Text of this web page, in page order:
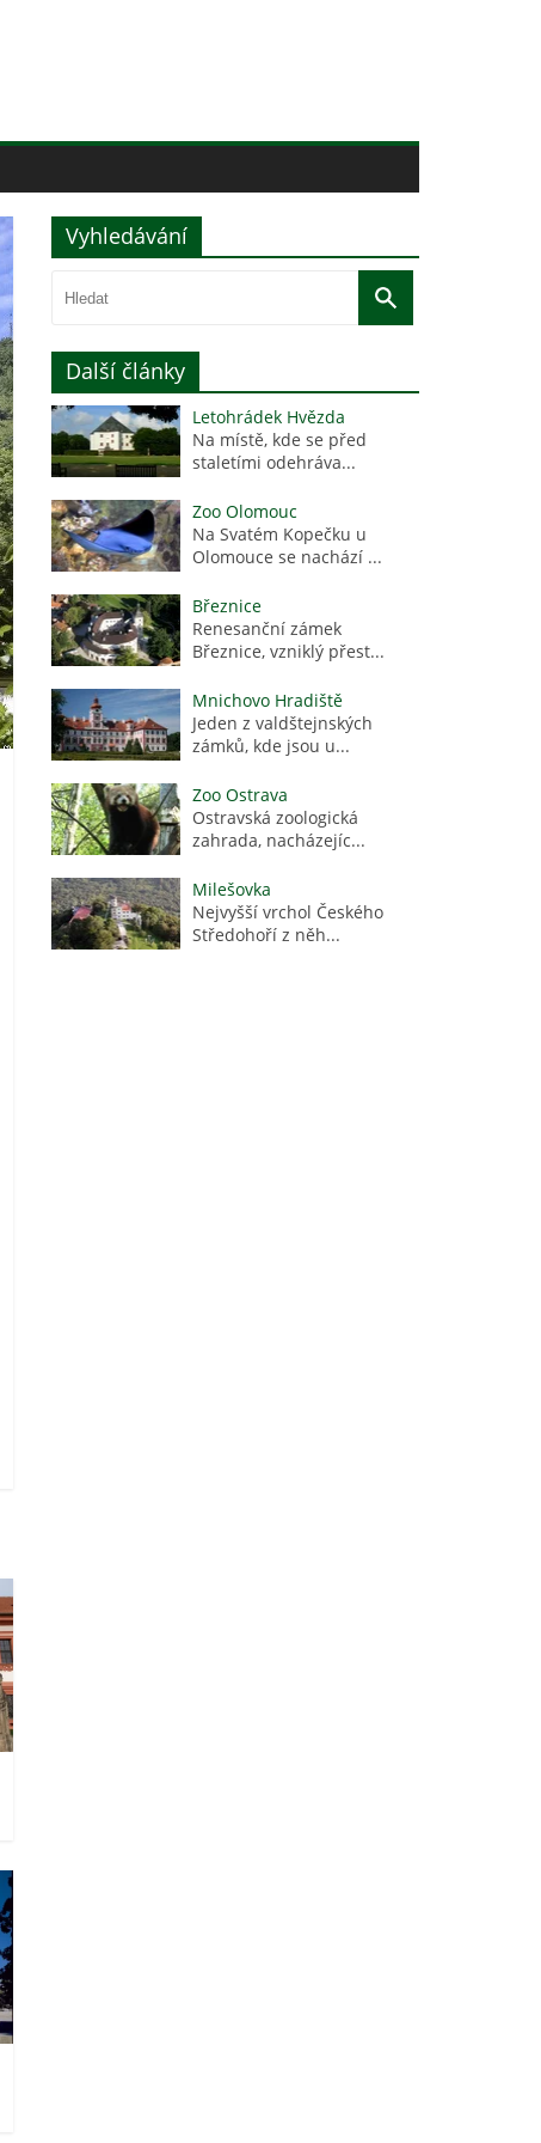
Vyhledávání
Další články
Letohrádek Hvězda
Na místě, kde se před
staletími odehráva...
Zoo Olomouc
Na Svatém Kopečku u
Olomouce se nachází ...
Březnice
Renesanční zámek
Březnice, vzniklý přest...
Mnichovo Hradiště
Jeden z valdštejnských
zámků, kde jsou u...
Zoo Ostrava
Ostravská zoologická
zahrada, nacházejíc...
Milešovka
Nejvyšší vrchol Českého
Středohoří z něh...